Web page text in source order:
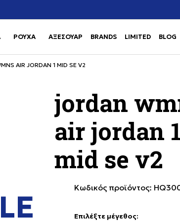
Use shift+Enter to open or close
ΡΟΥΧΑ Use shift+Enter to open or close
ΑΞΕΣΟΥΑΡ BRANDS LIMITED BLOG
AIR JORDAN 1 MID SE V2
jordan
air jordan 1
mid se v2
Κωδικός προϊόντος:
Επιλέξτε μέγεθος: